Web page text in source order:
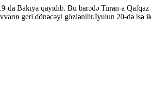
Bakıya qayıdıb. Bu barədə Turan-a
geri dönəcəyi gözlənilir.İyulun 20-də isə